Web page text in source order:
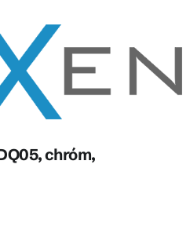
chróm,